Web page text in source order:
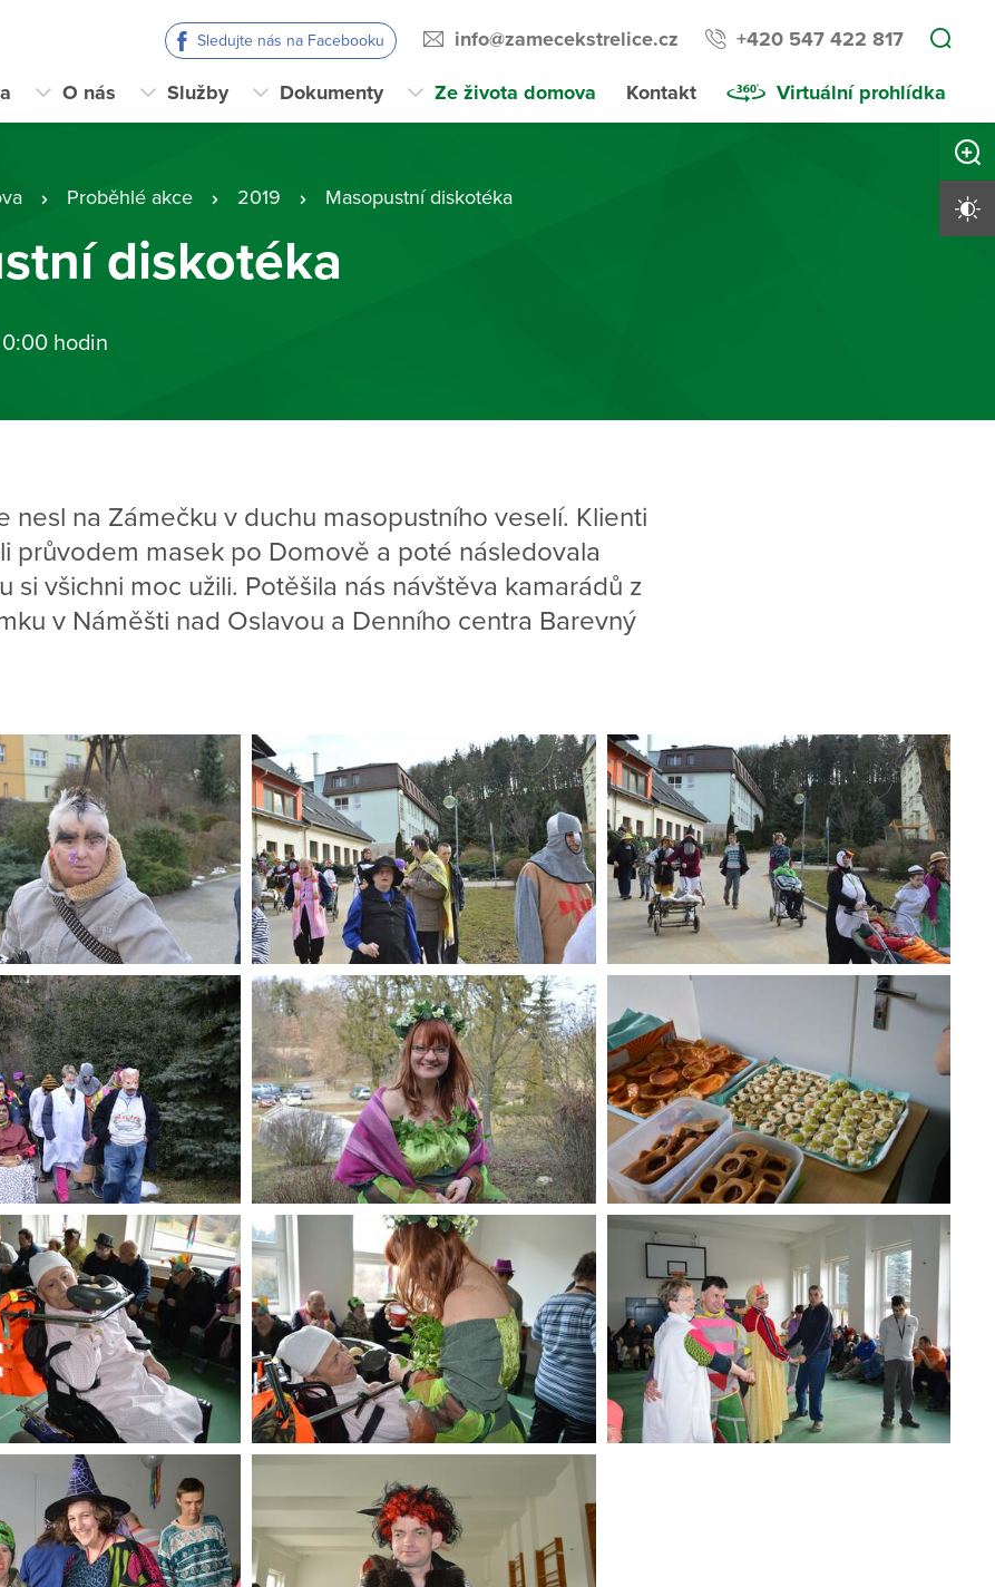
Sledujte nás na Facebooku info@zamecekstrelice.cz +420 547 422 817
O nás Služby Dokumenty Ze života domova Kontakt Virtuální prohlídka
Proběhlé akce 2019 Masopustní diskotéka
diskotéka
hodin
nesl na Zámečku v duchu masopustního veselí. Klienti
průvodem masek po Domově a poté následovala
si všichni moc užili. Potěšila nás návštěva kamarádů z
v Náměšti nad Oslavou a Denního centra Barevný